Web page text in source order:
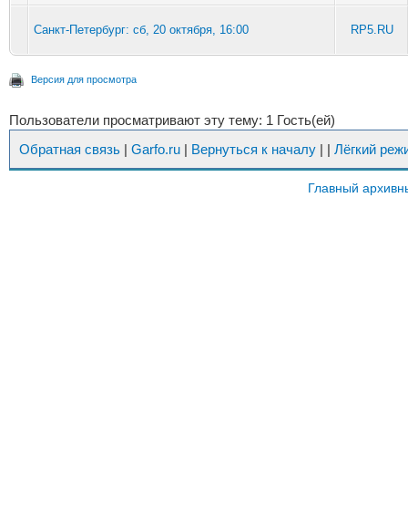
Санкт-Петербург: сб, 20 октября, 16:00 RP5.RU
Версия для просмотра
Пользователи просматривают эту тему: 1 Гость(ей)
Обратная связь | Garfo.ru | Вернуться к началу | | Лёгкий
Главный